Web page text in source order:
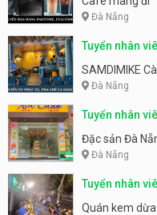
Đà Nẵng
Tuyển nhân
SAMDIMIKE
Đà Nẵng
Tuyển nhân
Nẵng
Đặc sản Đà
Đà Nẵng
Tuyển nhân
Quán kem dừa